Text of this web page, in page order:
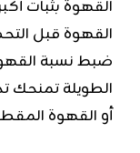
القهوة بثبات
القهوة قبل
ضبط نسبة القهوة
أو القهوة المقطرة.